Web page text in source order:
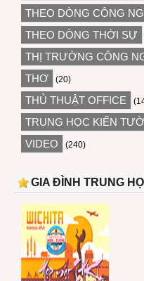
THEO DÒNG CÔNG
THEO DÒNG THỜI SỰ
THỊ TRƯỜNG CÔNG
THƠ (20)
THỦ THUẬT OFFICE
TRUNG HỌC KIẾN
VIDEO (240)
GIA ĐÌNH TRUNG